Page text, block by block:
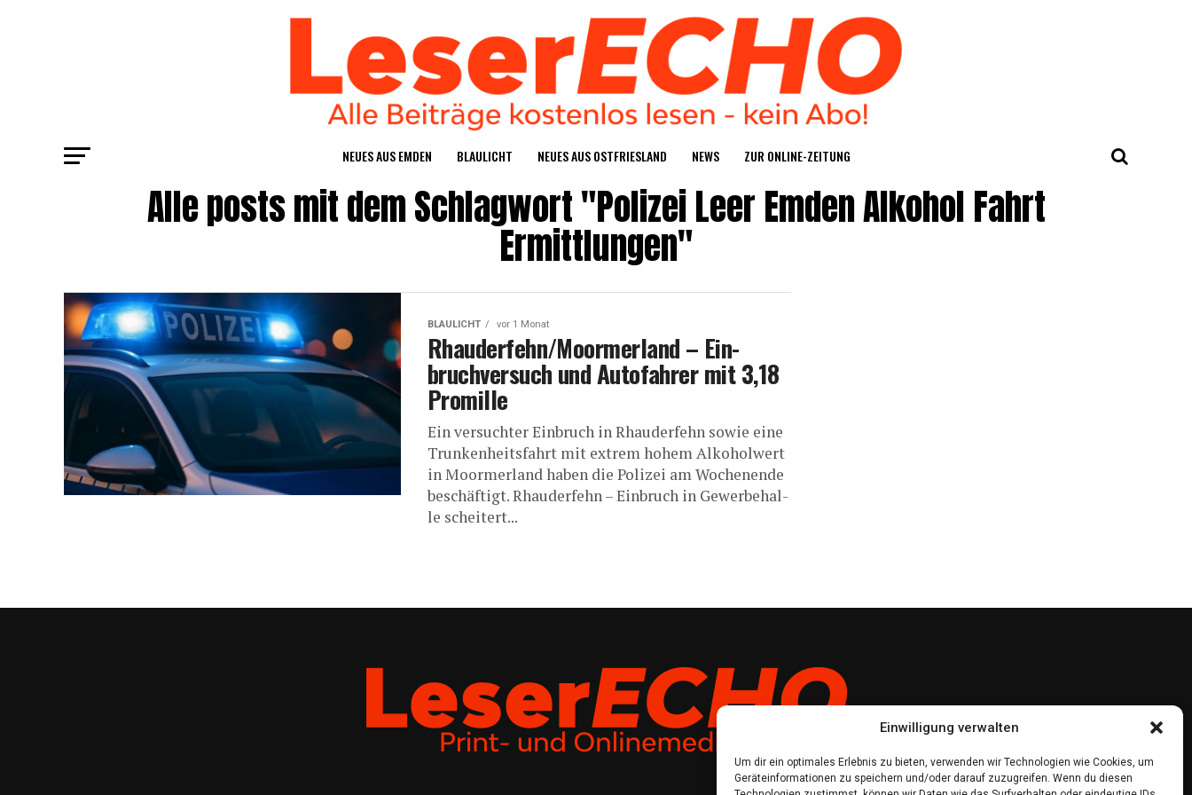
Einwilligung verwalten
Um dir ein optimales Erlebnis zu bieten, verwenden wir Technologien wie Cookies, um
Geräteinformationen zu speichern und/oder darauf zuzugreifen. Wenn du diesen
NEU­ES AUS EMDEN BLAU­LICHT NEU­ES AUS OSTFRIESLAND NEWS ZUR ONLINE-ZEI­TUNG
Alle posts mit dem Schlagwort "Polizei Leer Emden Alkohol Fahrt
Ermittlungen"
BLAULICHT vor 1 Monat
Rhauderfehn/Moormerland – Ein­
bruch­ver­such und Auto­fah­rer mit 3,18
Promille
Ein ver­such­ter Ein­bruch in Rhau­der­fehn sowie eine
Trun­ken­heits­fahrt mit extrem hohem Alko­hol­wert
in Moorm­er­land haben die Poli­zei am Wochen­en­de
beschäftigt. Rhau­der­fehn – Ein­bruch in Gewer­be­hal­
le scheitert...